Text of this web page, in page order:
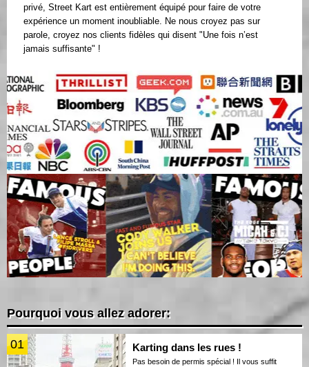
privé, Street Kart est entièrement équipé pour faire de votre
expérience un moment inoubliable. Ne nous croyez pas sur
parole, croyez nos clients fidèles qui disent "Une fois n’est
jamais suffisante" !
Pourquoi vous allez adorer:
01 Karting dans les rues !
Pas besoin de permis spécial ! Il vous suffit